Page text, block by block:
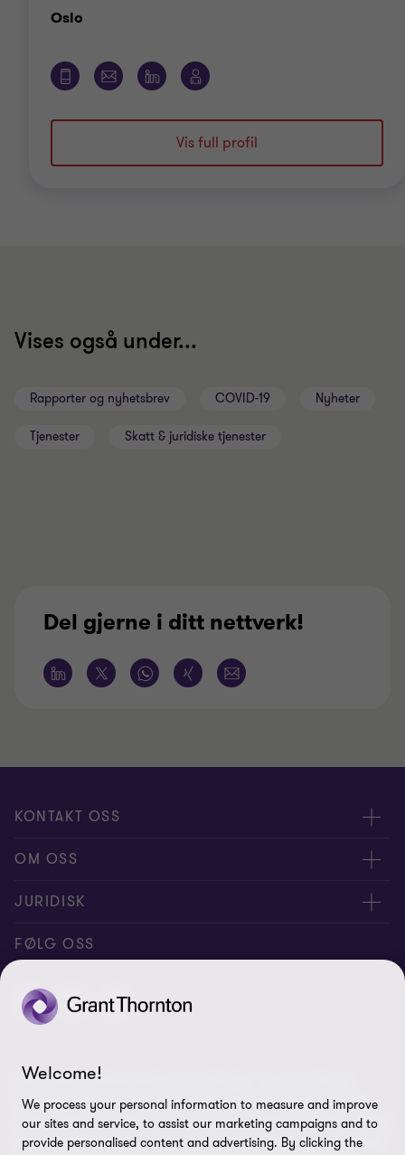
Oslo
Vis full profil
Vises også under...
Rapporter og nyhetsbrev COVID-19 Nyheter
Tjenester Skatt & juridiske tjenester
Del gjerne i ditt nettverk!
KONTAKT OSS
Medarbeidere
Kontakt oss
OM OSS
Om oss
Karriere
Åpenhetsrapport
JURIDISK
Personvernerklæring
Disclaimer
Varsel
FØLG OSS
© 2026 Grant Thornton Norway - All rights reserved. “Grant
Thornton” refers to the brand under which the Grant Thornton
member firms provide assurance, tax and advisory services to their
clients and/or refers to one or more member firms, as the context
Welcome!
We process your personal information to measure and improve
our sites and service, to assist our marketing campaigns and to
provide personalised content and advertising. By clicking the